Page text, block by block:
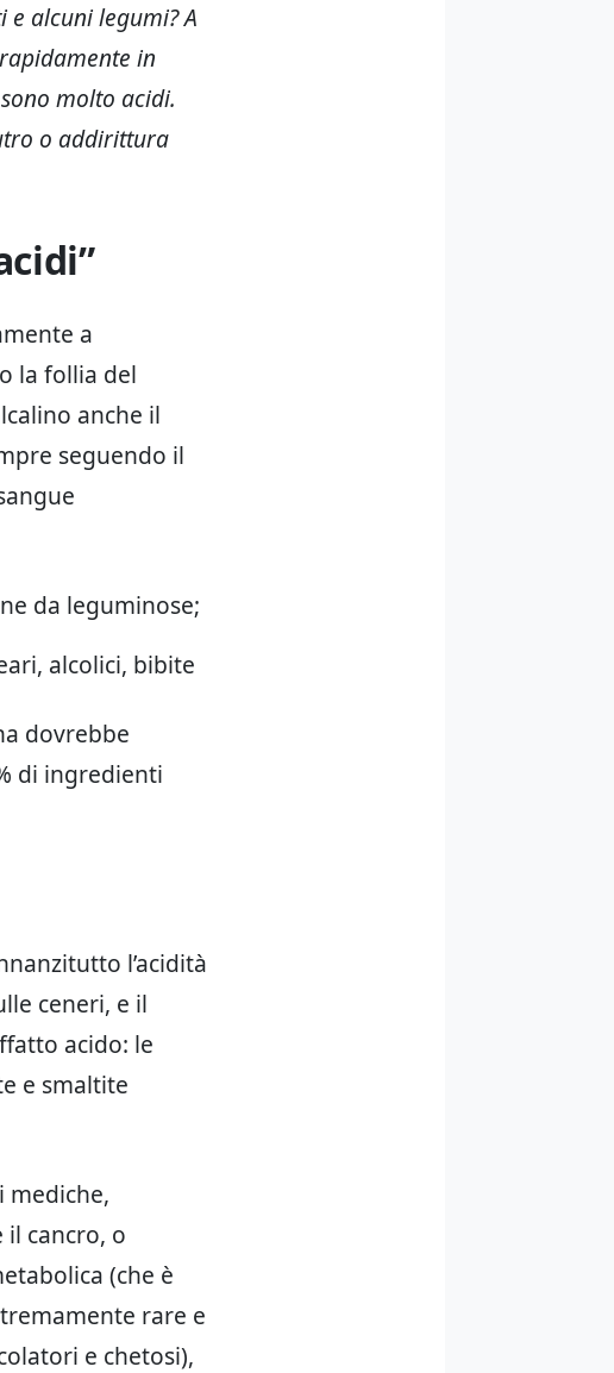
e alcuni legumi? A
in
molto acidi.
o addirittura
a
la follia del
anche il
seguendo il
da leguminose;
alcolici, bibite
dovrebbe
di ingredienti
l’acidità
ceneri, e il
acido: le
e smaltite
mediche,
cancro, o
(che è
rare e
e chetosi),